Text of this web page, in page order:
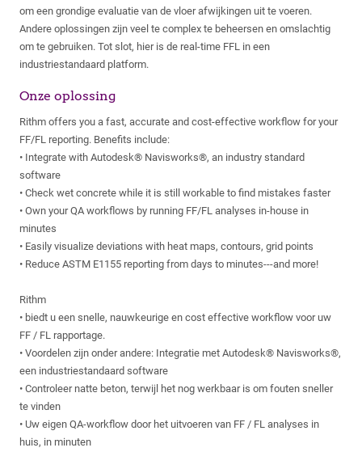
om een grondige evaluatie van de vloer afwijkingen uit te voeren.
Andere oplossingen zijn veel te complex te beheersen en omslachtig
om te gebruiken. Tot slot, hier is de real-time FFL in een
industriestandaard platform.
Onze oplossing
Rithm offers you a fast, accurate and cost-effective workflow for your
FF/FL reporting. Benefits include:
• Integrate with Autodesk® Navisworks®, an industry standard
software
• Check wet concrete while it is still workable to find mistakes faster
• Own your QA workflows by running FF/FL analyses in-house in
minutes
• Easily visualize deviations with heat maps, contours, grid points
• Reduce ASTM E1155 reporting from days to minutes---and more!
Rithm
• biedt u een snelle, nauwkeurige en cost effective workflow voor uw
FF / FL rapportage.
• Voordelen zijn onder andere: Integratie met Autodesk® Navisworks®,
een industriestandaard software
• Controleer natte beton, terwijl het nog werkbaar is om fouten sneller
te vinden
• Uw eigen QA-workflow door het uitvoeren van FF / FL analyses in
huis, in minuten